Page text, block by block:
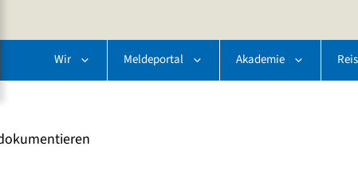
Wir Meldeportal Akademie